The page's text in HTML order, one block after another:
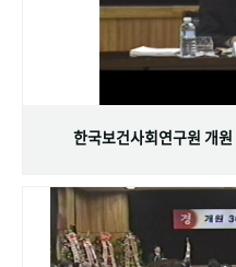
한국보건사회연구원 개